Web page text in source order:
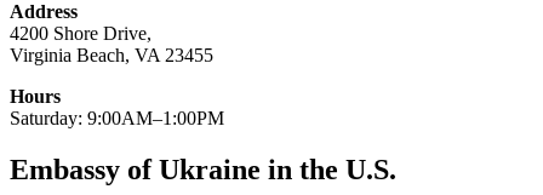
Address
4200 Shore Drive,
Virginia Beach, VA 23455
Hours
Saturday: 9:00AM–1:00PM
Embassy of Ukraine in the U.S.